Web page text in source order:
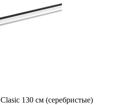
130 см (серебристые)